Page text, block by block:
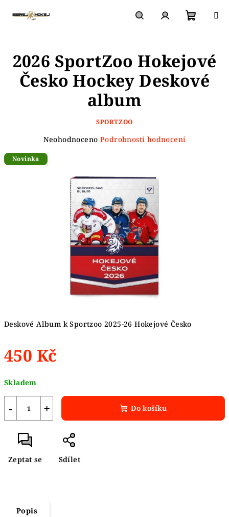
košík
Deskové Album k Sportzoo 2025-26 Hokejové Česko
450 Kč
cena:
Skladem
+
− Do košíku
Zeptat se Sdílet
2026 SportZoo Hokejové
Česko Hockey Deskové
album
SPORTZOO
Průměrné
produktu
hvězdiček.
Neohodnoceno Podrobnosti hodnocení
Novinka
Popis